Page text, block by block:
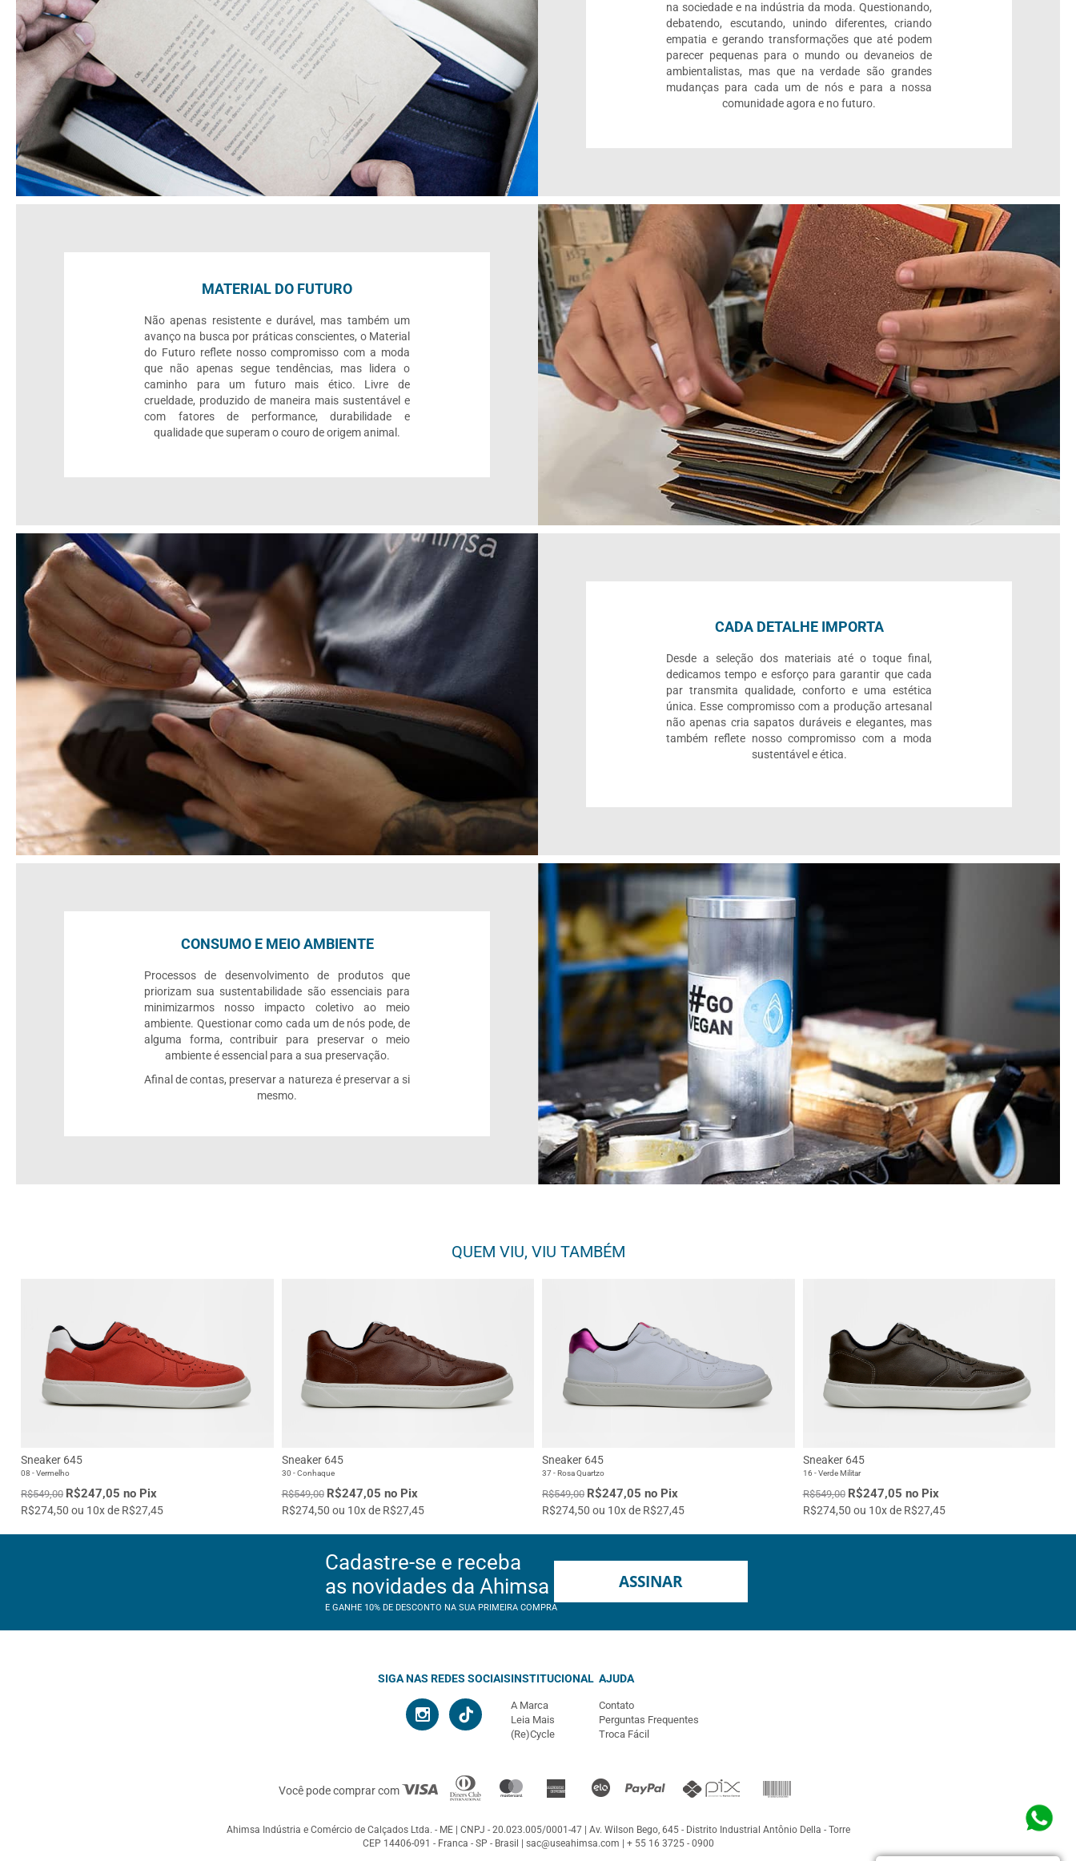
na sociedade e na indústria da moda. Questionando,
debatendo, escutando, unindo diferentes, criando
empatia e gerando transformações que até podem
parecer pequenas para o mundo ou devaneios de
ambientalistas, mas que na verdade são grandes
mudanças para cada um de nós e para a nossa
comunidade agora e no futuro.
MATERIAL DO FUTURO
Não apenas resistente e durável, mas também um
avanço na busca por práticas conscientes, o Material
do Futuro reflete nosso compromisso com a moda
que não apenas segue tendências, mas lidera o
caminho para um futuro mais ético. Livre de
crueldade, produzido de maneira mais sustentável e
com fatores de performance, durabilidade e
qualidade que superam o couro de origem animal.
CADA DETALHE IMPORTA
Desde a seleção dos materiais até o toque final,
dedicamos tempo e esforço para garantir que cada
par transmita qualidade, conforto e uma estética
única. Esse compromisso com a produção artesanal
não apenas cria sapatos duráveis e elegantes, mas
também reflete nosso compromisso com a moda
sustentável e ética.
CONSUMO E MEIO AMBIENTE
Processos de desenvolvimento de produtos que
priorizam sua sustentabilidade são essenciais para
minimizarmos nosso impacto coletivo ao meio
ambiente. Questionar como cada um de nós pode, de
alguma forma, contribuir para preservar o meio
ambiente é essencial para a sua preservação.
Afinal de contas, preservar a natureza é preservar a si
mesmo.
QUEM VIU, VIU TAMBÉM
Sneaker 645
08 - Vermelho
R$549,00 R$247,05 no Pix
R$274,50 ou 10x de R$27,45
Sneaker 645
30 - Conhaque
R$549,00 R$247,05 no Pix
R$274,50 ou 10x de R$27,45
Sneaker 645
37 - Rosa Quartzo
R$549,00 R$247,05 no Pix
R$274,50 ou 10x de R$27,45
Sneaker 645
16 - Verde Militar
R$549,00 R$247,05 no Pix
R$274,50 ou 10x de R$27,45
Cadastre-se e receba
as novidades da Ahimsa
E GANHE 10% DE DESCONTO NA SUA PRIMEIRA COMPRA
ASSINAR
SIGA NAS REDES SOCIAISINSTITUCIONAL
A Marca
Leia Mais
(Re)Cycle
AJUDA
Contato
Perguntas Frequentes
Troca Fácil
Você pode comprar com
Ahimsa Indústria e Comércio de Calçados Ltda. - ME CNPJ - 20.023.005/0001-47
Av. Wilson Bego, 645 - Distrito Industrial Antônio Della - Torre
CEP 14406-091 - Franca - SP - Brasil | sac@useahimsa.com + 55 16 3725 - 0900